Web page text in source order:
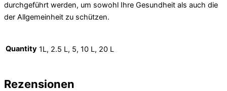
durchgeführt werden, um sowohl Ihre Gesundheit als auch die
der Allgemeinheit zu schützen.
Quantity 1L, 2.5 L, 5, 10 L, 20 L
Rezensionen